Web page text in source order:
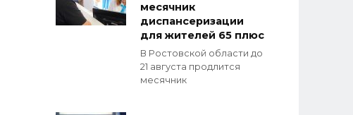
месячник
диспансеризации
для жителей 65 плюс
В Ростовской области до
21 августа продлится
месячник